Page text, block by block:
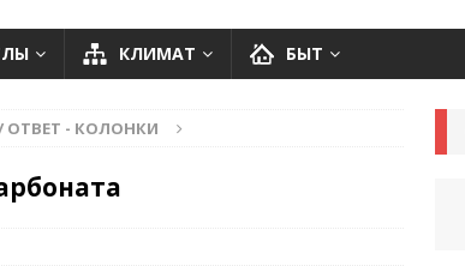
КЛИМАТ БЫТ
ОТВЕТ - КОЛОНКИ